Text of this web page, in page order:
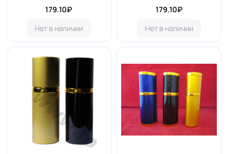
179.10₽
Нет в наличии
179.10₽
Нет в наличии